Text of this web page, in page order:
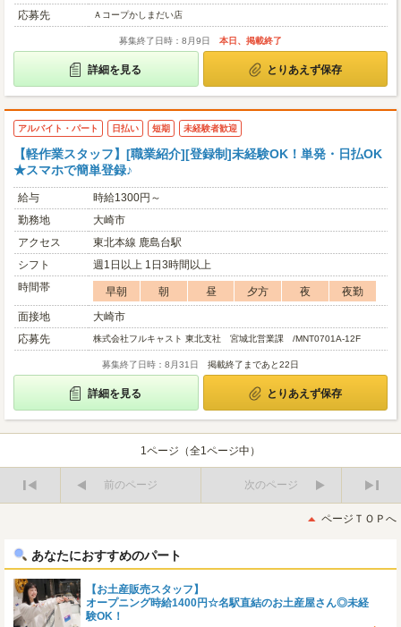
応募先
Ａコープかしまだい店
募集終了日時：8月9日 本日、掲載終了
詳細を見る とりあえず保存
アルバイト・パート 日払い 短期 未経験者歓迎
【軽作業スタッフ】[職業紹介][登録制]未経験OK！単発・日払OK
★スマホで簡単登録♪
給与
時給1300円～
勤務地
大崎市
アクセス
東北本線 鹿島台駅
シフト
週1日以上 1日3時間以上
時間帯
早朝 朝 昼 夕方 夜
夜勤
面接地
大崎市
応募先
株式会社フルキャスト 東北支社 宮城北営業課 /MNT0701A-12F
募集終了日時：8月31日 掲載終了まであと22日
詳細を見る とりあえず保存
1ページ（全1ページ中）
前のページ
次のページ
後
ページＴＯＰへ
あなたにおすすめのパート
【お土産販売スタッフ】
オープニング時給1400円☆名駅直結のお土産屋さん◎未経
験OK！